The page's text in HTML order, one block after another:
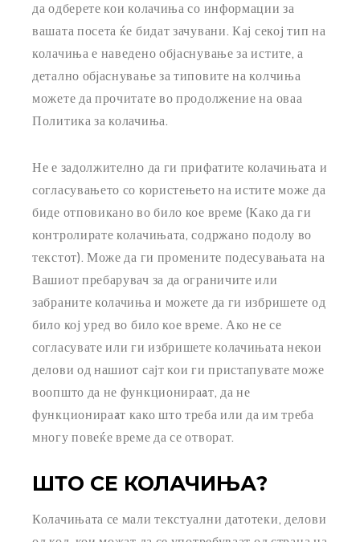
да одберете кои колачиња со информации за
вашата посета ќе бидат зачувани. Кај секој тип на
колачиња е наведено објаснување за истите, а
детално обjаснување за типовите на колчиња
можете да прочитате во продолжение на оваа
Политика за колачиња.
Не е задолжително да ги прифатите колачињата и
согласувањето со користењето на истите може да
биде отповикано во било кое време (Како да ги
контролирате колачињата, содржано подолу во
текстот). Може да ги промените подесувањата на
Вашиот пребарувач за да ограничите или
забраните колачиња и можете да ги избришете од
било кој уред во било кое време. Ако не се
согласувате или ги избришете колачињата некои
делови од нашиот сајт кои ги пристапувате може
воопшто да не функционираaт, да не
функционираaт како што треба или да им треба
многу повеќе време да се отворат.
ШТО СЕ КОЛАЧИЊА?
Колачињата се мали текстуални датотеки, делови